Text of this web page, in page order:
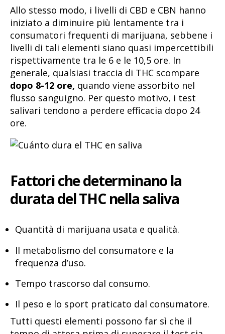
Allo stesso modo, i livelli di CBD e CBN hanno
iniziato a diminuire più lentamente tra i
consumatori frequenti di marijuana, sebbene i
livelli di tali elementi siano quasi impercettibili
rispettivamente tra le 6 e le 10,5 ore. In
generale, qualsiasi traccia di THC scompare
dopo 8-12 ore, quando viene assorbito nel
flusso sanguigno. Per questo motivo, i test
salivari tendono a perdere efficacia dopo 24
ore.
Fattori che determinano la
durata del THC nella saliva
Quantità di marijuana usata e qualità.
Il metabolismo del consumatore e la
frequenza d’uso.
Tempo trascorso dal consumo.
Il peso e lo sport praticato dal consumatore.
Tutti questi elementi possono far sì che il